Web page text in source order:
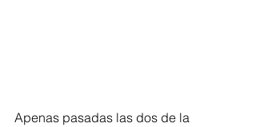
Apenas pasadas las dos de la